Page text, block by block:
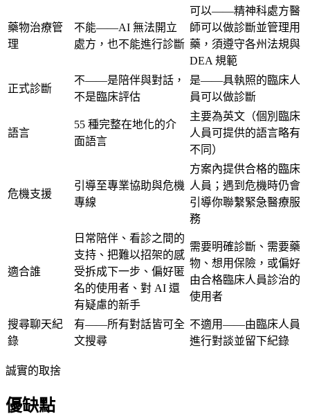
藥物治療管
理
不能——AI 無法開立
處方，也不能進行診斷
可以——精神科處方醫
師可以做診斷並管理用
藥，須遵守各州法規與
DEA 規範
正式診斷
不——是陪伴與對話，
不是臨床評估
是——具執照的臨床人
員可以做診斷
語言
55 種完整在地化的介
面語言
主要為英文（個別臨床
人員可提供的語言略有
不同）
危機支援
引導至專業協助與危機
專線
方案內提供合格的臨床
人員；遇到危機時仍會
引導你聯繫緊急醫療服
務
適合誰
日常陪伴、看診之間的
支持、把難以招架的感
受拆成下一步、偏好匿
名的使用者、對 AI 還
有疑慮的新手
需要明確診斷、需要藥
物、想用保險，或偏好
由合格臨床人員診治的
使用者
搜尋聊天紀
錄
有——所有對話皆可全
文搜尋
不適用——由臨床人員
進行對談並留下紀錄
誠實的取捨
優缺點